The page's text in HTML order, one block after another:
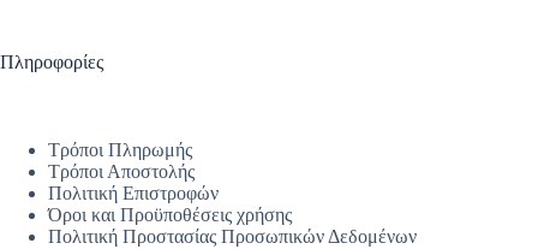
Πληροφορίες
Τρόποι Πληρωμής
Τρόποι Αποστολής
Πολιτική Επιστροφών
Όροι και Προϋποθέσεις χρήσης
Πολιτική Προστασίας Προσωπικών Δεδομένων